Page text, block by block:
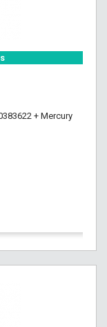
+ Mercury